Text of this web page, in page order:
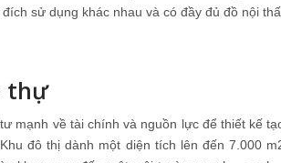
sử dụng khác nhau và có đầy đủ đồ nội
thự
mạnh về tài chính và nguồn lực để thiết kế
đô thị dành một diện tích lên đến 7.000